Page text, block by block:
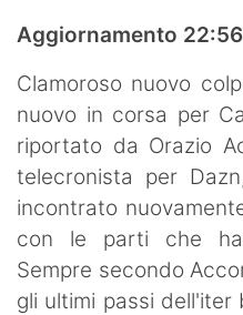
Aggiornamento 22:56
Clamoroso nuovo
nuovo in corsa per
riportato da Orazio
telecronista per
incontrato
con le parti che
Sempre secondo
gli ultimi passi